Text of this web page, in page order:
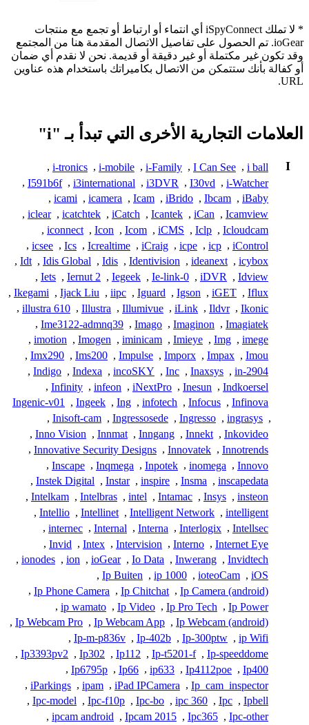
* لا تملك iSpyConnect أي انتماء أو ارتباط أو تجمع مع منتجات
ioGear. تم الحصول على تفاصيل الاتصال المقدمة هنا من المجتمع
وقد تكون غير مكتملة أو غير دقيقة أو قديمة. نحن لا نقدم أي ضمان
أو كفالة بأنك ستتمكن من الاتصال بكاميراتك باستخدام هذه عناوين
URL.
العلامات التجارية الأخرى التي تبدأ بـ "i"
I
i ball
,
I Can See
,
i-Family
,
i-mobile
,
i-tronics
,
i-Watcher
,
I30vd
,
i3DVR
,
i3international
,
I591b6f
,
iBaby
,
Ibcam
,
iBrido
,
Icam
,
icamera
,
icami
,
Icamview
,
iCan
,
Icantek
,
iCatch
,
icatchtek
,
iclear
,
Icloudcam
,
Iclp
,
iCMS
,
Icom
,
Icon
,
iconnect
,
iControl
,
icp
,
icpe
,
iCraig
,
Icrealtime
,
Ics
,
icsee
,
icybox
,
ideanext
,
Identivision
,
Idis
,
Idis Global
,
Idt
,
Idview
,
iDVR
,
Ie-link-0
,
Iegeek
,
Iernut 2
,
Iets
,
Iflux
,
iGET
,
Igson
,
Iguard
,
iipc
,
Ijack Liu
,
Ikegami
,
Ikonic
,
Ildvr
,
iLink
,
Illumivue
,
Illustra
,
illustra 610
,
Imagiatek
,
Imaginon
,
Imago
,
Ime3122-admnq39
,
imege
,
Img
,
Imieye
,
iminicam
,
Imogen
,
imotion
,
Imou
,
Impax
,
Imporx
,
Impulse
,
Ims200
,
Imx290
,
in-2904
,
Inaxsys
,
Inc
,
incoSKY
,
Indexa
,
Indigo
,
Indkoersel
,
Inesun
,
iNextPro
,
infeon
,
Infinity
,
Infinova
,
Infocus
,
infotech
,
Ing
,
Ingeek
,
Ingenic-v01
,
ingrasys
,
Ingresso
,
Ingressosede
,
Inisoft-cam
,
Inkovideo
,
Innekt
,
Inngang
,
Innmat
,
Inno Vision
,
Innotrends
,
Innovatek
,
Innovative Security Designs
,
Innovo
,
inomega
,
Inpotek
,
Inqmega
,
Inscape
,
inscapedata
,
Insma
,
inspire
,
Instar
,
Instek Digital
,
insteon
,
Insys
,
Intamac
,
intel
,
Intelbras
,
Intelkam
,
intelligent
,
Intelligent Network
,
Intellinet
,
Intellio
,
Intellsec
,
Interlogix
,
Interna
,
Internal
,
internec
,
Internet Eye
,
Interno
,
Intervision
,
Intex
,
Invid
,
Invidtech
,
Inwerang
,
Io Data
,
ioGear
,
ion
,
ionodes
,
iOS
,
ioteoCam
,
ip 1000
,
Ip Buiten
,
Ip Camera (android)
,
Ip Chitchat
,
Ip Phone Camera
,
Ip Power
,
Ip Pro Tech
,
Ip Video
,
ip wamato
,
Ip Webcam (android)
,
Ip Webcam App
,
Ip Webcam Pro
,
ip Wifi
,
Ip-300ptw
,
Ip-402b
,
Ip-m-p836v
,
Ip-speeddome
,
Ip-t5201-f
,
Ip112
,
Ip302
,
Ip3393pv2
,
Ip400
,
Ip4112poe
,
ip633
,
Ip66
,
Ip6795p
,
Ip_cam_inspector
,
iPad IPCamera
,
ipam
,
iParkings
,
Ipbell
,
Ipc
,
ipc 360
,
Ipc-bo
,
Ipc-f10p
,
Ipc-model
,
Ipc-other
,
Ipc365
,
Ipcam 2015
,
ipcam android
,